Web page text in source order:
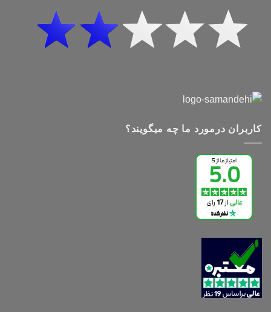
کاربران درمورد ما چه میگویند؟